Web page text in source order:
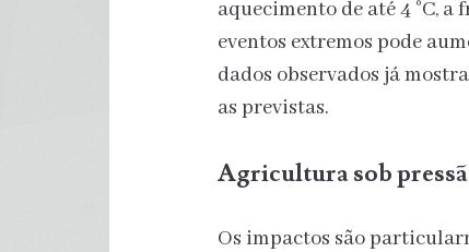
aquecimento de até 4 °C,
eventos extremos pode
dados observados já
as previstas.
Agricultura sob
Os impactos são